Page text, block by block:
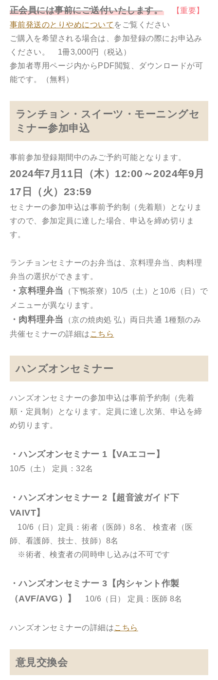
正会員には事前にご送付いたします。
【重要】
事前発送のとりやめについて をご覧ください
ご購入を希望される場合は、参加登録の際にお申込み
ください。 1冊3,000円（税込）
参加者専用ページ内からPDF閲覧、ダウンロードが可
能です。（無料）
ランチョン・スイーツ・モーニングセ
ミナー参加申込
事前参加登録期間中のみご予約可能となります。
2024年7月11日（木）12:00～2024年9月
17日（火）23:59
セミナーの参加申込は事前予約制（先着順）となりま
すので、参加定員に達した場合、申込を締め切りま
す。
ランチョンセミナーのお弁当は、京料理弁当、肉料理
弁当の選択ができます。
・京料理弁当
（下鴨茶寮）10/5（土）と10/6（日）で
メニューが異なります。
・肉料理弁当
（京の焼肉処 弘）両日共通 1種類のみ
共催セミナーの詳細は こちら
ハンズオンセミナー
ハンズオンセミナーの参加申込は事前予約制（先着
順・定員制）となります。定員に達し次第、申込を締
め切ります。
・ハンズオンセミナー 1【VAエコー】
10/5（土） 定員：32名
・ハンズオンセミナー 2【超音波ガイド下
VAIVT】
10/6（日）定員：術者（医師）8名、 検査者（医
師、看護師、技士、技師）8名
※術者、検査者の同時申し込みは不可です
・ハンズオンセミナー 3【内シャント作製
（AVF/AVG）】
10/6（日） 定員：医師 8名
ハンズオンセミナーの詳細はこちら
意見交換会